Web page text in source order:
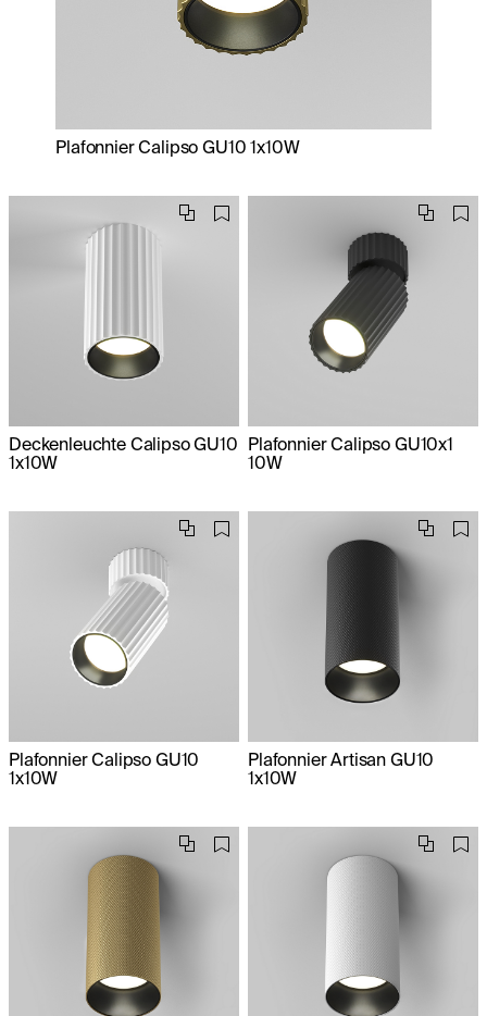
Plafonnier Calipso GU10 1x10W
Deckenleuchte Calipso GU10
1x10W
Plafonnier Calipso GU10x1
10W
Plafonnier Calipso GU10
1x10W
Plafonnier Artisan GU10
1x10W